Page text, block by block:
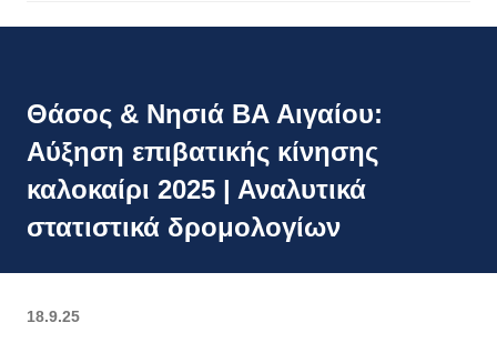
Θάσος & Νησιά ΒΑ Αιγαίου:
Αύξηση επιβατικής κίνησης
καλοκαίρι 2025 | Αναλυτικά
στατιστικά δρομολογίων
18.9.25